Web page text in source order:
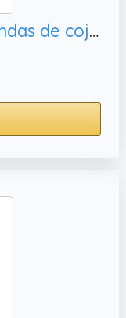
Cozoomy Juego de 2 fundas de cojín decorativas marroquíes de 16 x 16 pulgadas, color marrón claro